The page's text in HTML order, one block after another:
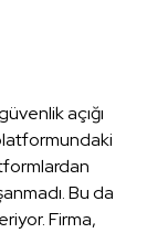
açığı
Bu da
Firma,